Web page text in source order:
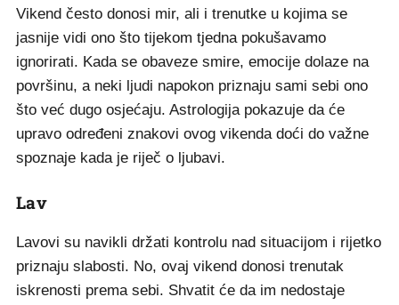
Vikend često donosi mir, ali i trenutke u kojima se
jasnije vidi ono što tijekom tjedna pokušavamo
ignorirati. Kada se obaveze smire, emocije dolaze na
površinu, a neki ljudi napokon priznaju sami sebi ono
što već dugo osjećaju. Astrologija pokazuje da će
upravo određeni znakovi ovog vikenda doći do važne
spoznaje kada je riječ o ljubavi.
Lav
Lavovi su navikli držati kontrolu nad situacijom i rijetko
priznaju slabosti. No, ovaj vikend donosi trenutak
iskrenosti prema sebi. Shvatit će da im nedostaje